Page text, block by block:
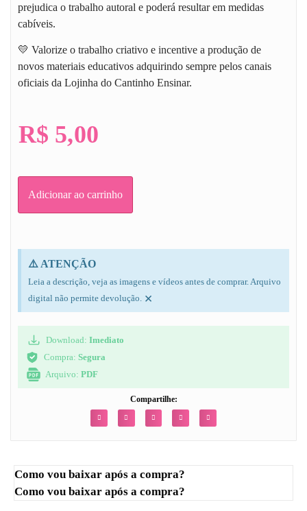
prejudica o trabalho autoral e poderá resultar em medidas
cabíveis.
💛 Valorize o trabalho criativo e incentive a produção de
novos materiais educativos adquirindo sempre pelos canais
oficiais da Lojinha do Cantinho Ensinar.
R$ 5,00
Adicionar ao carrinho
⚠️ ATENÇÃO
Leia a descrição, veja as imagens e vídeos antes de comprar. Arquivo
digital não permite devolução. ×
Download: Imediato
Compra: Segura
Arquivo: PDF
Compartilhe:
Como vou baixar após a compra?
Como vou baixar após a compra?